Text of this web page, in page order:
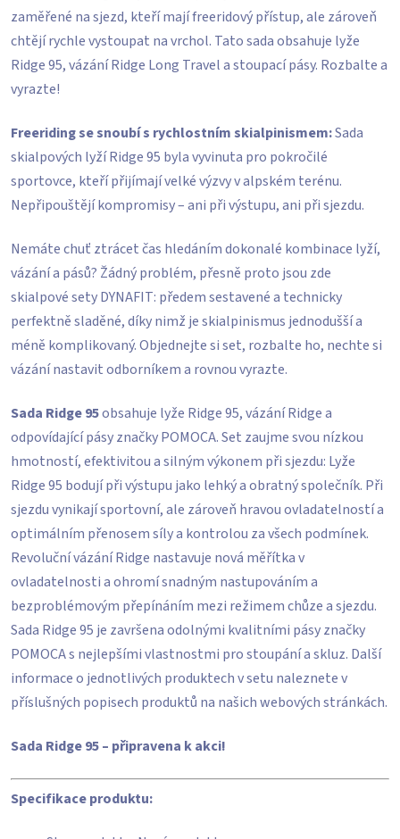
zaměřené na sjezd, kteří mají freeridový přístup, ale zároveň
chtějí rychle vystoupat na vrchol. Tato sada obsahuje lyže
Ridge 95, vázání Ridge Long Travel a stoupací pásy. Rozbalte a
vyrazte!
Freeriding se snoubí s rychlostním skialpinismem:Sada
skialpových lyží Ridge 95 byla vyvinuta pro pokročilé
sportovce, kteří přijímají velké výzvy v alpském terénu.
Nepřipouštějí kompromisy – ani při výstupu, ani při sjezdu.
Nemáte chuť ztrácet čas hledáním dokonalé kombinace lyží,
vázání a pásů? Žádný problém, přesně proto jsou zde
skialpové sety DYNAFIT: předem sestavené a technicky
perfektně sladěné, díky nimž je skialpinismus jednodušší a
méně komplikovaný. Objednejte si set, rozbalte ho, nechte si
vázání nastavit odborníkem a rovnou vyrazte.
Sada Ridge 95obsahuje lyže Ridge 95, vázání Ridge a
odpovídající pásy značky POMOCA. Set zaujme svou nízkou
hmotností, efektivitou a silným výkonem při sjezdu: Lyže
Ridge 95 bodují při výstupu jako lehký a obratný společník. Při
sjezdu vynikají sportovní, ale zároveň hravou ovladatelností a
optimálním přenosem síly a kontrolou za všech podmínek.
Revoluční vázání Ridge nastavuje nová měřítka v
ovladatelnosti a ohromí snadným nastupováním a
bezproblémovým přepínáním mezi režimem chůze a sjezdu.
Sada Ridge 95 je završena odolnými kvalitními pásy značky
POMOCA s nejlepšími vlastnostmi pro stoupání a skluz. Další
informace o jednotlivých produktech v setu naleznete v
příslušných popisech produktů na našich webových stránkách.
Sada Ridge 95 – připravena k akci!
Specifikace produktu: